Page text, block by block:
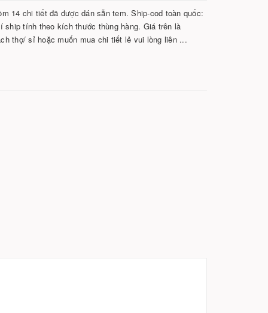
14 chi tiết đã được dán sẵn tem. Ship-cod toàn quốc:
ship tính theo kích thước thùng hàng. Giá trên là
thợ/ sỉ hoặc muốn mua chi tiết lẻ vui lòng liên ...